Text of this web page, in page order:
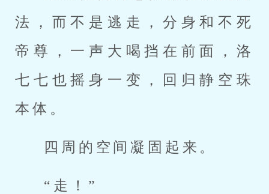
法，而不是逃走，分身和不死
帝尊，一声大喝挡在前面，洛
七七也摇身一变，回归静空珠
本体。
四周的空间凝固起来。
“走！”